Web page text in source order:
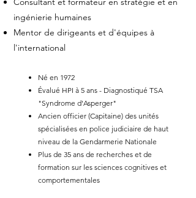
ingénierie humaines
Mentor de dirigeants et d'équipes à
l'international
Né en 1972
Évalué HPI à 5 ans - Diagnostiqué TSA
"Syndrome d'Asperger"
Ancien officier (Capitaine) des unités
spécialisées en police judiciaire de haut
niveau de la Gendarmerie Nationale
Plus de 35 ans de recherches et de
formation sur les sciences cognitives et
comportementales